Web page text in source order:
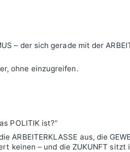
– der sich gerade mit der
ohne einzugreifen.
POLITIK ist?“
ARBEITERKLASSE aus, die
keinen – und die ZUKUNFT sitzt